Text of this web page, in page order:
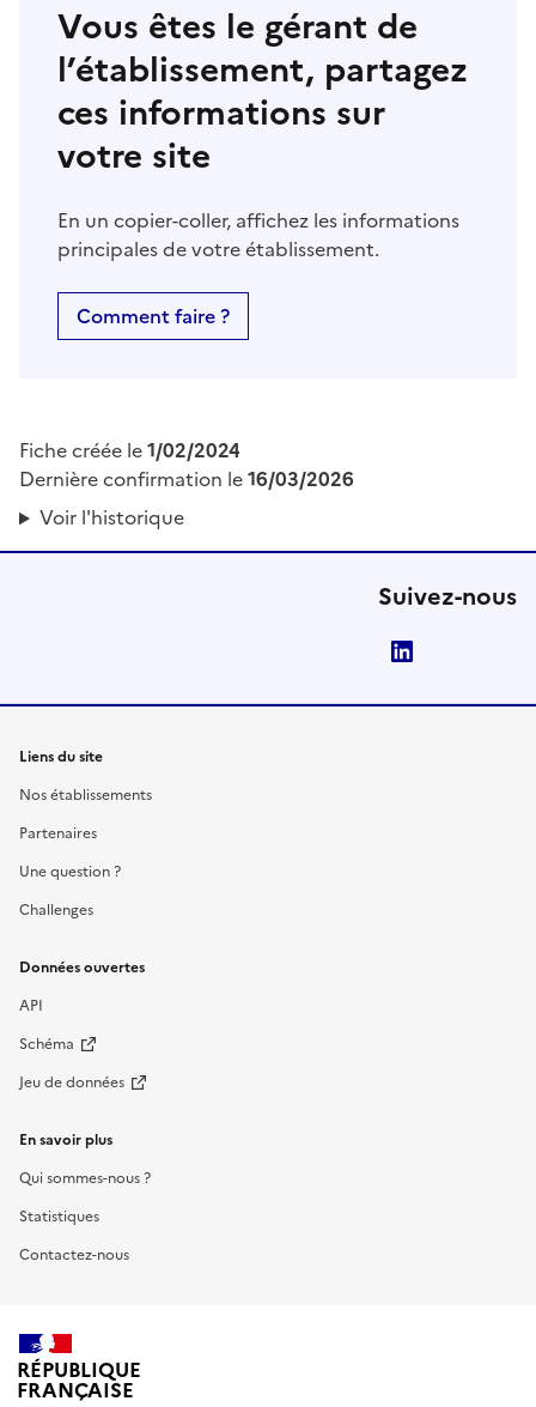
Vous êtes le gérant de
l’établissement, partagez
ces informations sur
votre site
En un copier-coller, affichez les informations
principales de votre établissement.
Comment faire ?
Fiche créée le1/02/2024
Dernière confirmation le16/03/2026
Voir l'historique
Suivez-nous
Liens du site
Nos établissements
Partenaires
Une question ?
Challenges
Données ouvertes
API
Schéma
Jeu de données
En savoir plus
Qui sommes-nous ?
Statistiques
Contactez-nous
RÉPUBLIQUE
FRANÇAISE